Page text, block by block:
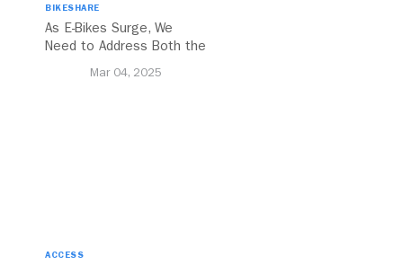
BIKESHARE
As E-Bikes Surge, We
Need to Address Both the
Challenges
Mar 04, 2025
ACCESS